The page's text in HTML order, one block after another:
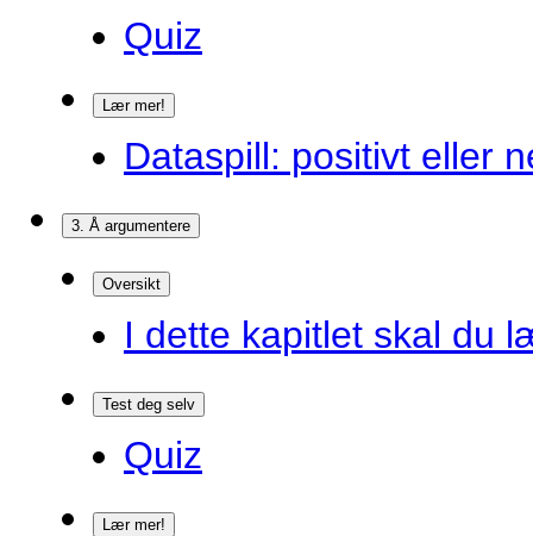
Quiz
Lær mer!
Dataspill: positivt eller
3. Å argumentere
Oversikt
I dette kapitlet skal du
Test deg selv
Quiz
Lær mer!